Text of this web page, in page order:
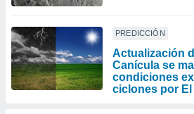
PREDICCIÓN
Actualización
Canícula se
condiciones
ciclones por El